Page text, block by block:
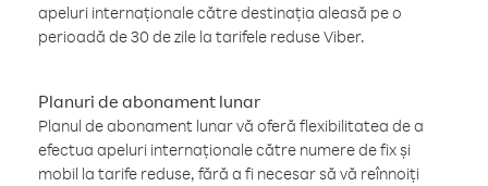
apeluri internaționale către destinația aleasă pe o
perioadă de 30 de zile la tarifele reduse Viber.
Planuri de abonament lunar
Planul de abonament lunar vă oferă flexibilitatea de a
efectua apeluri internaționale către numere de fix și
mobil la tarife reduse, fără a fi necesar să vă reînnoiți